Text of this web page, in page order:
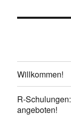
Willkommen!
R-
angeboten!